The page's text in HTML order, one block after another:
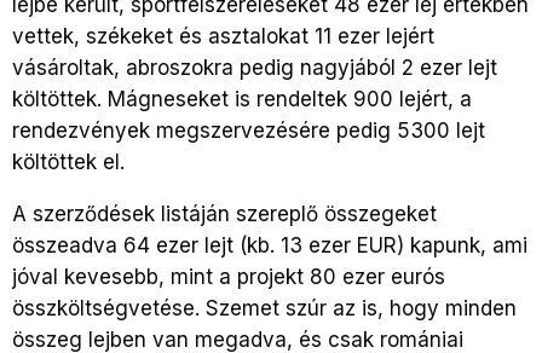
vettek, székeket és asztalokat 11 ezer lejért
vásároltak, abroszokra pedig nagyjából 2 ezer lejt
költöttek. Mágneseket is rendeltek 900 lejért, a
rendezvények megszervezésére pedig 5300 lejt
költöttek el.
A szerződések listáján szereplő összegeket
összeadva 64 ezer lejt (kb. 13 ezer EUR) kapunk, ami
jóval kevesebb, mint a projekt 80 ezer eurós
összköltségvetése. Szemet szúr az is, hogy minden
összeg lejben van megadva, és csak romániai